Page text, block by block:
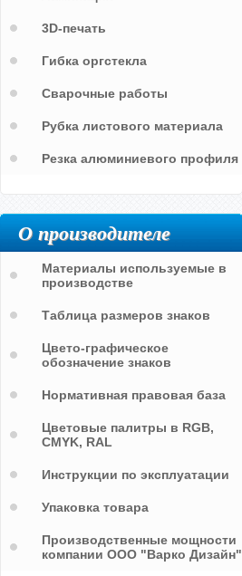
3D-печать
Гибка оргстекла
Сварочные работы
Рубка листового материала
Резка алюминиевого профиля
О производителе
Материалы используемые в
производстве
Таблица размеров знаков
Цвето-графическое
обозначение знаков
Нормативная правовая база
Цветовые палитры в RGB,
CMYK, RAL
Инструкции по эксплуатации
Упаковка товара
Производственные мощности
компании ООО "Варко Дизайн"